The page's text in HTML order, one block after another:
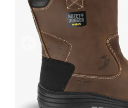
Vorherige